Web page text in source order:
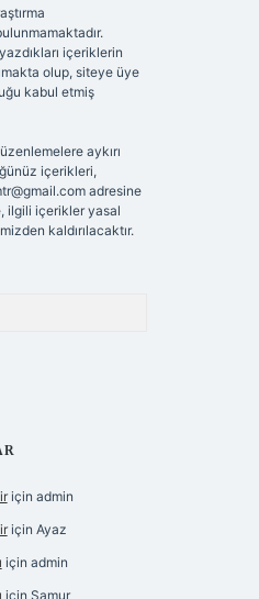
içeriklerin
olup, siteye üye
kabul etmiş
aykırı
içerikleri,
adresine
ilgili içerikler yasal
kaldırılacaktır.
için admin
için Ayaz
için admin
için Samur